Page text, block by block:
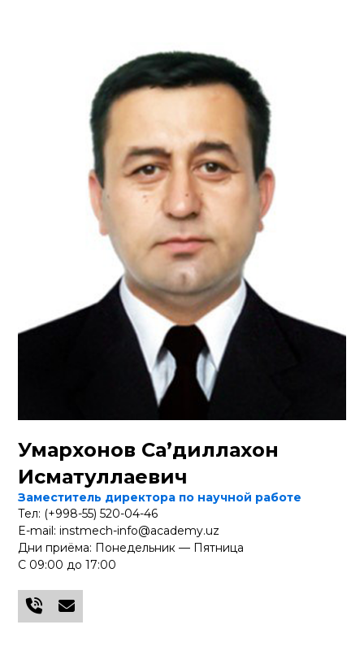
Умархонов Са’диллахон
Исматуллаевич
Заместитель директора по научной работе
Тел: (+998-55) 520-04-46
E-mail: instmech-info@academy.uz
Дни приёма: Понедельник — Пятница
С 09:00 до 17:00